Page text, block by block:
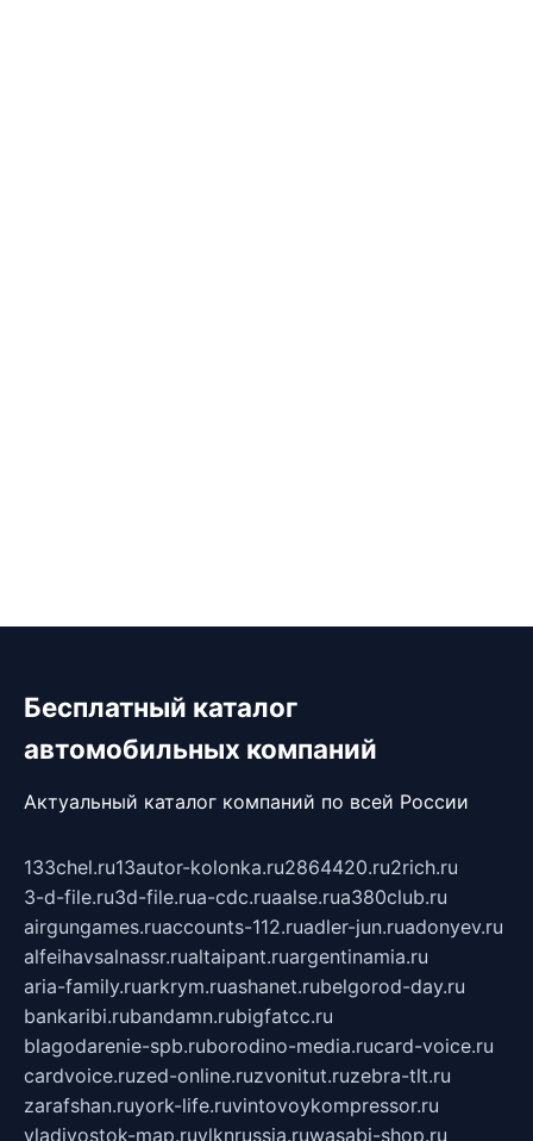
Бесплатный каталог
автомобильных компаний
Актуальный каталог компаний по всей России
133chel.ru13autor-kolonka.ru2864420.ru2rich.ru
3-d-file.ru3d-file.rua-cdc.ruaalse.rua380club.ru
airgungames.ruaccounts-112.ruadler-jun.ruadonyev.ru
alfeihavsalnassr.rualtaipant.ruargentinamia.ru
aria-family.ruarkrym.ruashanet.rubelgorod-day.ru
bankaribi.rubandamn.rubigfatcc.ru
blagodarenie-spb.ruborodino-media.rucard-voice.ru
cardvoice.ruzed-online.ruzvonitut.ruzebra-tlt.ru
zarafshan.ruyork-life.ruvintovoykompressor.ru
vladivostok-map.ruvlknrussia.ruwasabi-shop.ru